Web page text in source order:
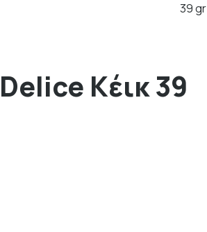
39 gr
Κέικ 39